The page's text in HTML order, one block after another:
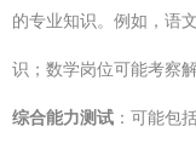
的专业知识。例如，语
识；数学岗位可能考察
综合能力测试 ：可能包